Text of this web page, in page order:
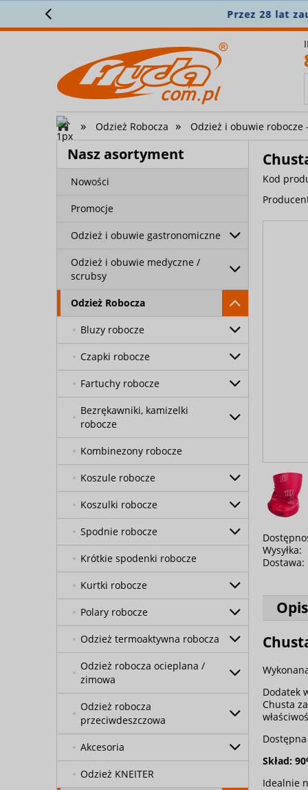
Stałe
» Odzież Robocza » Odzież i obuwie robocze
Nasz asortyment
Nowości
Promocje
Odzież i obuwie gastronomiczne
Odzież i obuwie medyczne /
scrubsy
Odzież Robocza
Bluzy robocze
Czapki robocze
Fartuchy robocze
Bezrękawniki, kamizelki
robocze
Kombinezony robocze
Koszule robocze
Koszulki robocze
Spodnie robocze
Krótkie spodenki robocze
Kurtki robocze
Polary robocze
Odzież termoaktywna robocza
Odzież robocza ocieplana /
zimowa
Odzież robocza
przeciwdeszczowa
Akcesoria
Odzież KNEITER
Kod
Wysyłka:
Dostawa:
Opis
Dodatek
Chusta
Skład:
Idealnie